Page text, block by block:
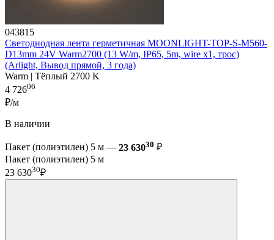
043815
Светодиодная лента герметичная MOONLIGHT-TOP-S-M560-
D13mm 24V Warm2700 (13 W/m, IP65, 5m, wire x1, трос)
(Arlight, Вывод прямой, 3 года)
Warm | Тёплый 2700 K
4 72606
₽/м
В наличии
Пакет (полиэтилен) 5 м — 23 63030 ₽
Пакет (полиэтилен) 5 м
23 63030₽